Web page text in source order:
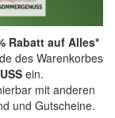
Rabatt auf Alles*
des Warenkorbes
ein.
mit anderen
und Gutscheine.